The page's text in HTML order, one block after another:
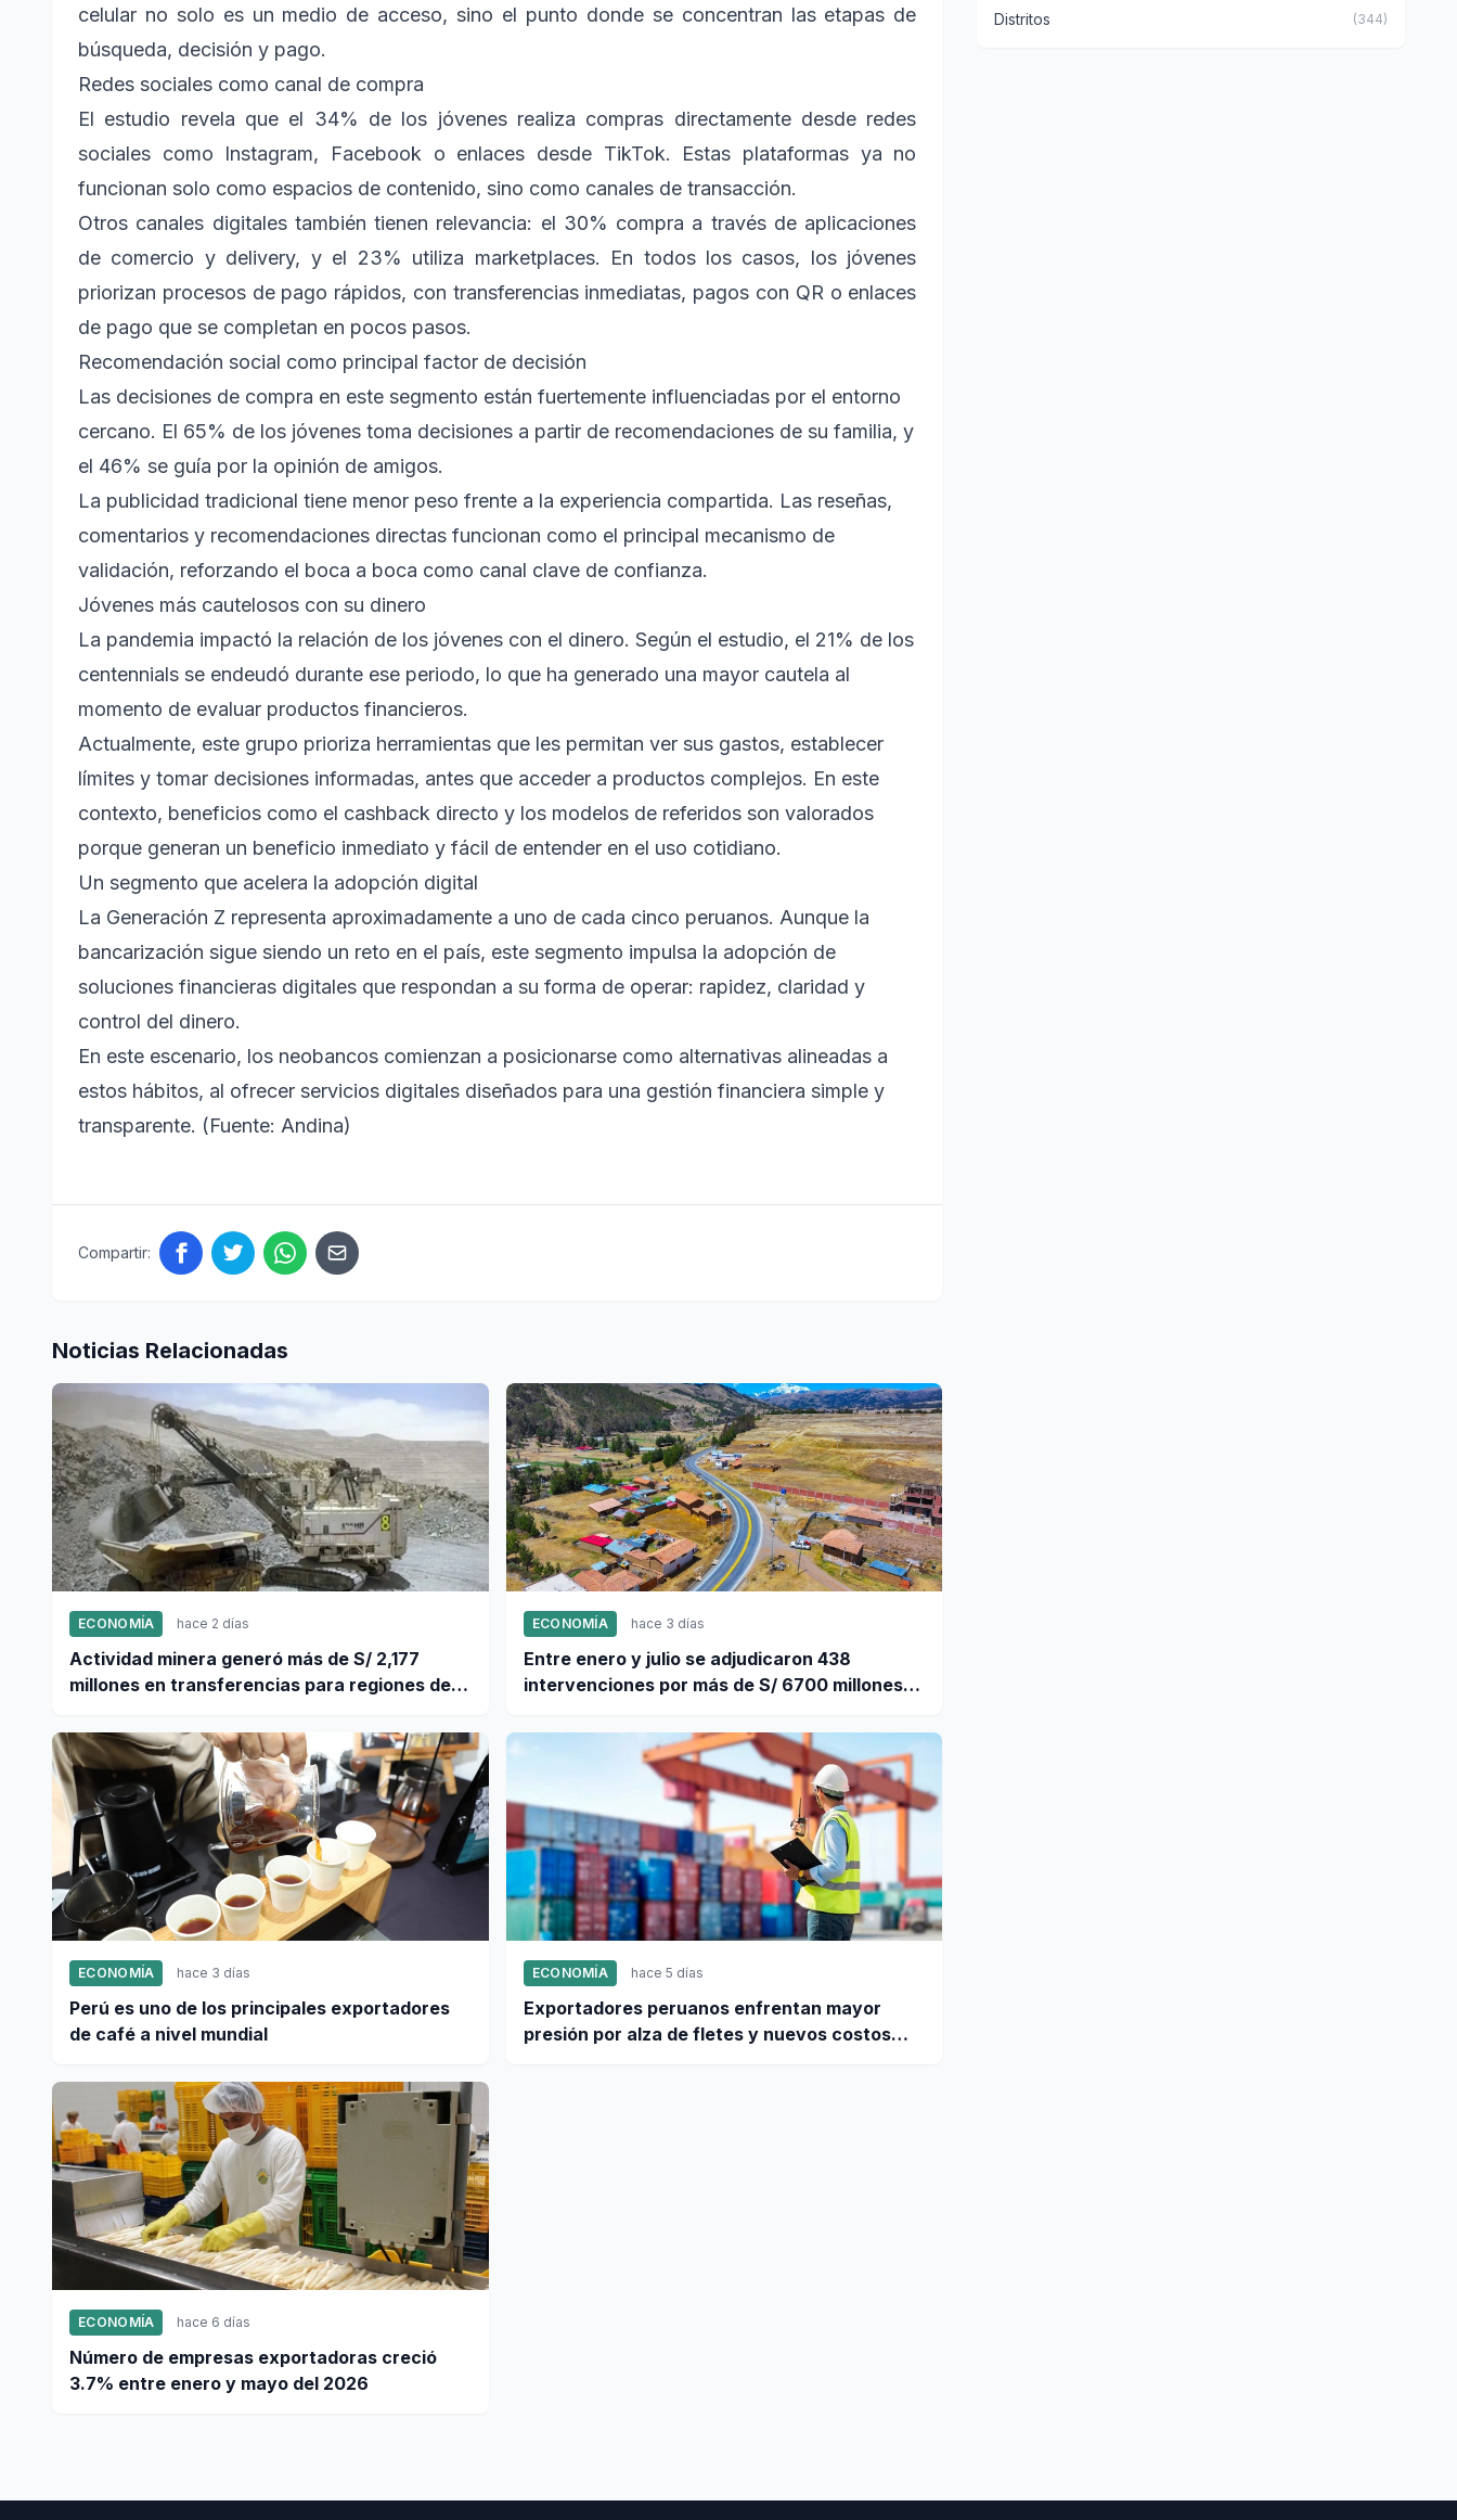
celular no solo es un medio de acceso, sino el punto donde se concentran las etapas de
búsqueda, decisión y pago.
Redes sociales como canal de compra
El estudio revela que el 34% de los jóvenes realiza compras directamente desde redes
sociales como Instagram, Facebook o enlaces desde TikTok. Estas plataformas ya no
funcionan solo como espacios de contenido, sino como canales de transacción.
Otros canales digitales también tienen relevancia: el 30% compra a través de aplicaciones
de comercio y delivery, y el 23% utiliza marketplaces. En todos los casos, los jóvenes
priorizan procesos de pago rápidos, con transferencias inmediatas, pagos con QR o enlaces
de pago que se completan en pocos pasos.
Recomendación social como principal factor de decisión
Las decisiones de compra en este segmento están fuertemente influenciadas por el entorno
cercano. El 65% de los jóvenes toma decisiones a partir de recomendaciones de su familia, y
el 46% se guía por la opinión de amigos.
La publicidad tradicional tiene menor peso frente a la experiencia compartida. Las reseñas,
comentarios y recomendaciones directas funcionan como el principal mecanismo de
validación, reforzando el boca a boca como canal clave de confianza.
Jóvenes más cautelosos con su dinero
La pandemia impactó la relación de los jóvenes con el dinero. Según el estudio, el 21% de los
centennials se endeudó durante ese periodo, lo que ha generado una mayor cautela al
momento de evaluar productos financieros.
Actualmente, este grupo prioriza herramientas que les permitan ver sus gastos, establecer
límites y tomar decisiones informadas, antes que acceder a productos complejos. En este
contexto, beneficios como el cashback directo y los modelos de referidos son valorados
porque generan un beneficio inmediato y fácil de entender en el uso cotidiano.
Un segmento que acelera la adopción digital
La Generación Z representa aproximadamente a uno de cada cinco peruanos. Aunque la
bancarización sigue siendo un reto en el país, este segmento impulsa la adopción de
soluciones financieras digitales que respondan a su forma de operar: rapidez, claridad y
control del dinero.
En este escenario, los neobancos comienzan a posicionarse como alternativas alineadas a
estos hábitos, al ofrecer servicios digitales diseñados para una gestión financiera simple y
transparente. (Fuente: Andina)
Compartir:
Noticias Relacionadas
ECONOMÍA hace 2 días
Actividad minera generó más de S/ 2,177
millones en transferencias para regiones del
ECONOMÍA hace 3 días
Entre enero y julio se adjudicaron 438
intervenciones por más de S/ 6700 millones
ECONOMÍA hace 3 días
Perú es uno de los principales exportadores
de café a nivel mundial
ECONOMÍA hace 5 días
Exportadores peruanos enfrentan mayor
presión por alza de fletes y nuevos costos
ECONOMÍA hace 6 días
Número de empresas exportadoras creció
3.7% entre enero y mayo del 2026
Distritos (344)